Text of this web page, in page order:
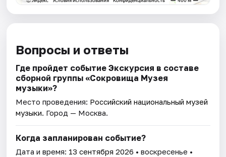
Вопросы и ответы
Где пройдет событие Экскурсия в составе
сборной группы «Сокровища Музея
музыки»?
Место проведения: Российский национальный музей
музыки. Город — Москва.
Когда запланирован событие?
Дата и время: 13 сентября 2026 • воскресенье •